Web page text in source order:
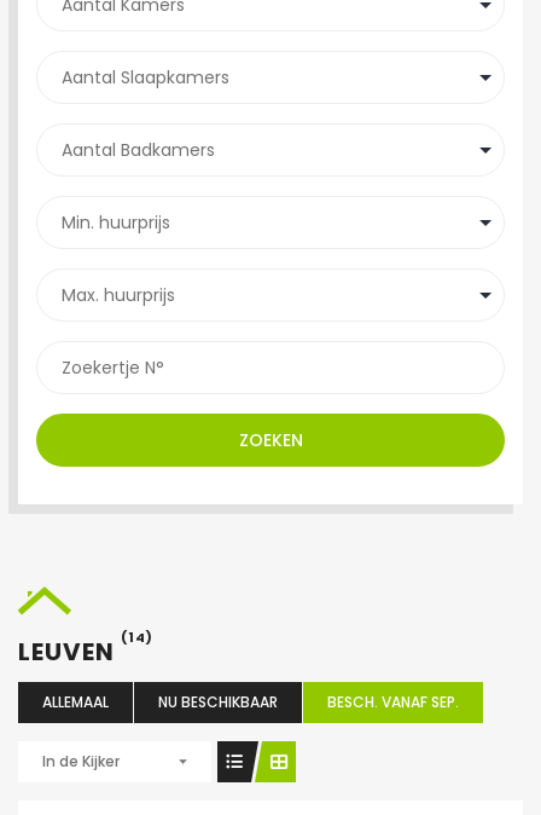
ZOEKEN
LEUVEN (14)
ALLEMAAL NU BESCHIKBAAR BESCH. VANAF SEP.
In de Kijker